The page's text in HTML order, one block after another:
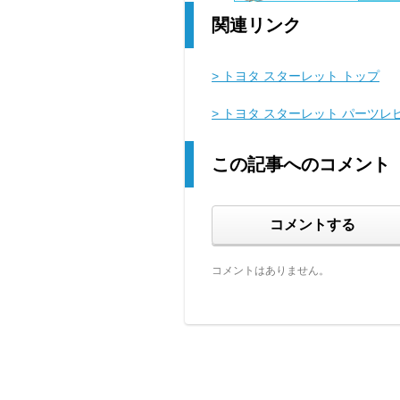
関連リンク
> トヨタ スターレット トップ
> トヨタ スターレット パーツレ
この記事へのコメント
コメントする
コメントはありません。